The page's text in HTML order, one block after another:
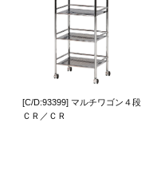
[C/D:93399] マルチワゴン４段
ＣＲ／ＣＲ